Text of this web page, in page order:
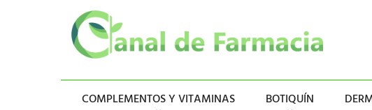
COMPLEMENTOS Y VITAMINAS BOTIQUÍN